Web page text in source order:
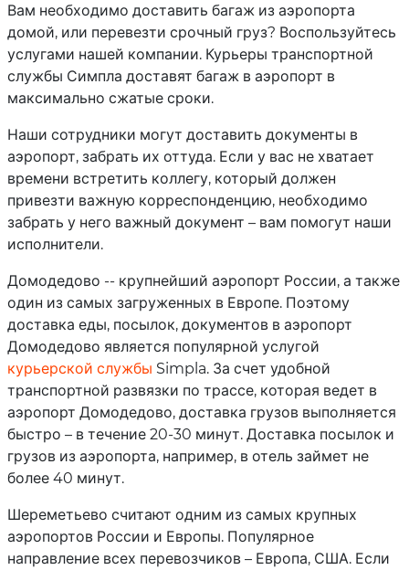
Вам необходимо доставить багаж из аэропорта
домой, или перевезти срочный груз? Воспользуйтесь
услугами нашей компании. Курьеры транспортной
службы Симпла доставят багаж в аэропорт в
максимально сжатые сроки.
Наши сотрудники могут доставить документы в
аэропорт, забрать их оттуда. Если у вас не хватает
времени встретить коллегу, который должен
привезти важную корреспонденцию, необходимо
забрать у него важный документ – вам помогут наши
исполнители.
Домодедово -- крупнейший аэропорт России, а также
один из самых загруженных в Европе. Поэтому
доставка еды, посылок, документов в аэропорт
Домодедово является популярной услугой
курьерской службы Simpla. За счет удобной
транспортной развязки по трассе, которая ведет в
аэропорт Домодедово, доставка грузов выполняется
быстро – в течение 20-30 минут. Доставка посылок и
грузов из аэропорта, например, в отель займет не
более 40 минут.
Шереметьево считают одним из самых крупных
аэропортов России и Европы. Популярное
направление всех перевозчиков – Европа, США. Если